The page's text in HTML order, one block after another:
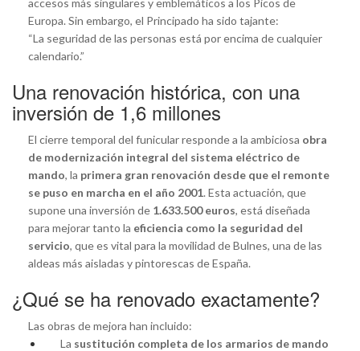
Europa. Sin embargo, el Principado ha sido tajante:
“La seguridad de las personas está por encima de cualquier
calendario.”
Una renovación histórica, con una
inversión de 1,6 millones
El cierre temporal del funicular responde a la ambiciosa obra
de modernización integral del sistema eléctrico de
mando, la primera gran renovación desde que el remonte
se puso en marcha en el año 2001. Esta actuación, que
supone una inversión de 1.633.500 euros, está diseñada
para mejorar tanto la eficiencia como la seguridad del
servicio, que es vital para la movilidad de Bulnes, una de las
aldeas más aisladas y pintorescas de España.
¿Qué se ha renovado exactamente?
Las obras de mejora han incluido:
La sustitución completa de los armarios de mando